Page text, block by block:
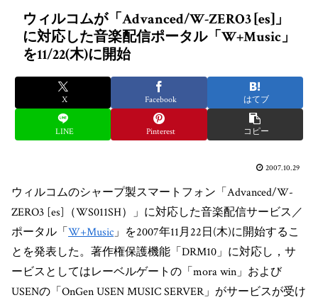
ウィルコムが「Advanced/W-ZERO3 [es]」
に対応した音楽配信ポータル「W+Music」
を11/22(木)に開始
X Facebook はてブ
LINE Pinterest コピー
2007.10.29
ウィルコムのシャープ製スマートフォン「Advanced/W-
ZERO3 [es]（WS011SH）」に対応した音楽配信サービス／
ポータル「W+Music」を2007年11月22日(木)に開始するこ
とを発表した。著作権保護機能「DRM10」に対応し，サ
ービスとしてはレーベルゲートの「mora win」および
USENの「OnGen USEN MUSIC SERVER」がサービスが受け